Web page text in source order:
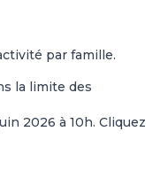
par famille.
la limite des
2026 à 10h. Cliquez